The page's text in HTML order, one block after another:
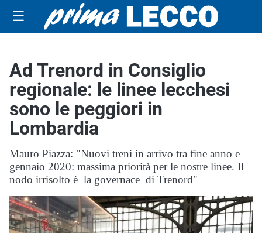
☰
Ad Trenord in Consiglio
regionale: le linee lecchesi
sono le peggiori in
Lombardia
Mauro Piazza: "Nuovi treni in arrivo tra fine anno e
gennaio 2020: massima priorità per le nostre linee. Il
nodo irrisolto è la governace di Trenord"